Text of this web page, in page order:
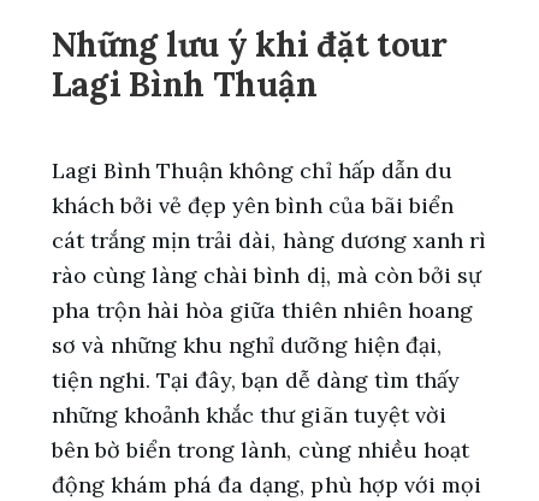
Những lưu ý khi đặt tour
Lagi Bình Thuận
Lagi Bình Thuận không chỉ hấp dẫn du
khách bởi vẻ đẹp yên bình của bãi biển
cát trắng mịn trải dài, hàng dương xanh rì
rào cùng làng chài bình dị, mà còn bởi sự
pha trộn hài hòa giữa thiên nhiên hoang
sơ và những khu nghỉ dưỡng hiện đại,
tiện nghi. Tại đây, bạn dễ dàng tìm thấy
những khoảnh khắc thư giãn tuyệt vời
bên bờ biển trong lành, cùng nhiều hoạt
động khám phá đa dạng, phù hợp với mọi